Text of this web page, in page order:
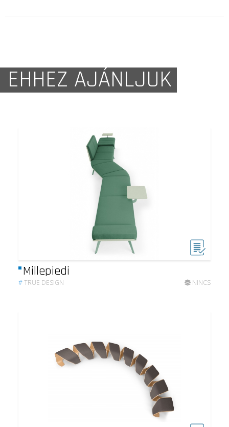
EHHEZ AJÁNLJUK
Millepiedi
#TRUE DESIGN NINCS